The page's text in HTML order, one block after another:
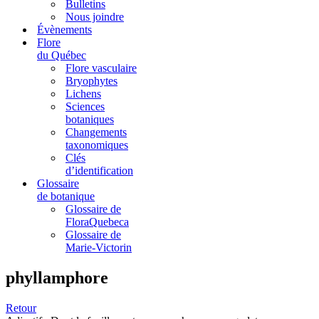
Bulletins
Nous joindre
Évènements
Flore
du Québec
Flore vasculaire
Bryophytes
Lichens
Sciences
botaniques
Changements
taxonomiques
Clés
d’identification
Glossaire
de botanique
Glossaire de
FloraQuebeca
Glossaire de
Marie-Victorin
phyllamphore
Retour